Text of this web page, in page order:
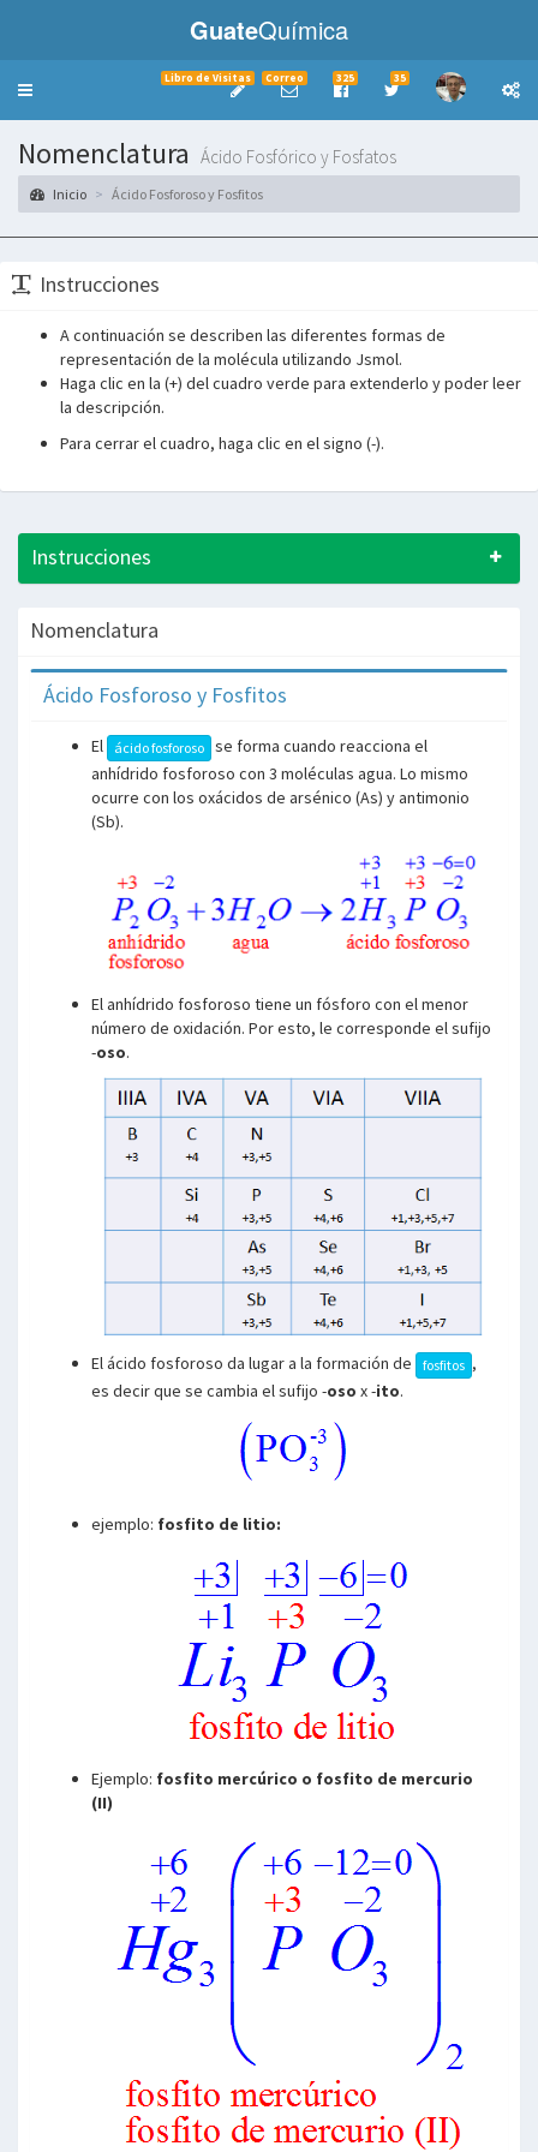
GuateQuímica
Toggle
Libro de Visitas Correo 325 35
Nomenclatura Ácido Fosfórico y Fosfatos
Inicio Ácido Fosforoso y Fosfitos
Instrucciones
A continuación se describen las diferentes formas de
representación de la molécula utilizando Jsmol.
Haga clic en la (+) del cuadro verde para extenderlo y poder leer
la descripción.
Para cerrar el cuadro, haga clic en el signo (-).
Instrucciones
Nomenclatura
Ácido Fosforoso y Fosfitos
El ácido fosforoso se forma cuando reacciona el
anhídrido fosforoso con 3 moléculas agua. Lo mismo
ocurre con los oxácidos de arsénico (As) y antimonio
(Sb).
El anhídrido fosforoso tiene un fósforo con el menor
número de oxidación. Por esto, le corresponde el sufijo
-oso.
El ácido fosforoso da lugar a la formación de fosfitos ,
es decir que se cambia el sufijo -oso x -ito.
ejemplo: fosfito de litio:
Ejemplo: fosfito mercúrico o fosfito de mercurio
(II)